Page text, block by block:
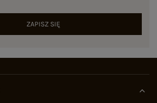
ZAPISZ SIĘ